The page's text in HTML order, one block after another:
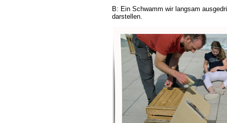
B: Ein Schwamm wir langsam
darstellen.